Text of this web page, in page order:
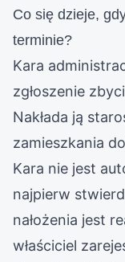
Co się dzieje,
terminie?
Kara
zgłoszenie
Nakłada ją
zamieszkania
Kara nie jest
najpierw
nałożenia jest
właściciel